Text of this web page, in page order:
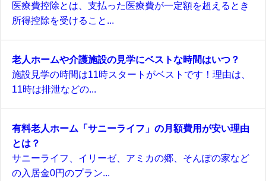
医療費控除とは、支払った医療費が一定額を超えるとき
所得控除を受けること...
老人ホームや介護施設の見学にベストな時間はいつ？
施設見学の時間は11時スタートがベストです！理由は、
11時は排泄などの...
有料老人ホーム「サニーライフ」の月額費用が安い理由
とは？
サニーライフ、イリーゼ、アミカの郷、そんぽの家など
の入居金0円のプラン...